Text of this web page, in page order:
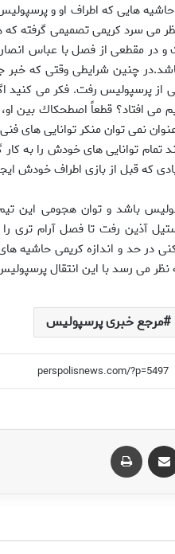
هايى كه اطراف او و
مى سرد كريمى تصميمى
مقطعى از فصل با عباس
چنين شرايطى وقتى كه
از پرسپوليس رفت. فكر مى كنيد
مى افتاد؟ قطعاً اصطحكاك
نمى توان منكر توانايى هاى
تمام توانايى هاى خودش را
كه قبل از بازى اطراف خودش
باشد و توان هجومى اين
آذين رفت تا فصل آرام
در حد و اندازه كريمى حاشيه
مى رسد با اين انتقال
مرجع خبری پرسپولیس
اشتراک گذاری از طریق ایمیل